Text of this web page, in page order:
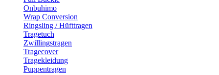
Onbuhimo
Wrap Conversion
Ringsling / Hüfttragen
Tragetuch
Zwillingstragen
Tragecover
Tragekleidung
Puppentragen